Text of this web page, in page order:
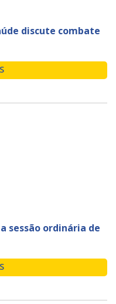
discute combate
sessão ordinária de